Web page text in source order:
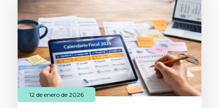
12 de enero de 2026